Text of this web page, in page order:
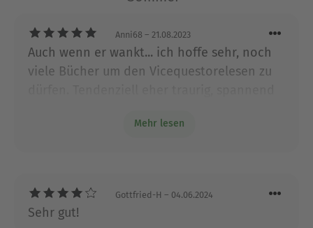
Anni68 – 21.08.2023
Auch wenn er wankt... ich hoffe sehr, noch
viele Bücher um den Vicequestorelesen zu
gut hinter die Roccos Kulissen schauen, er
gefallen.
Mehr lesen
Gottfried-H – 04.06.2024
Sehr gut!